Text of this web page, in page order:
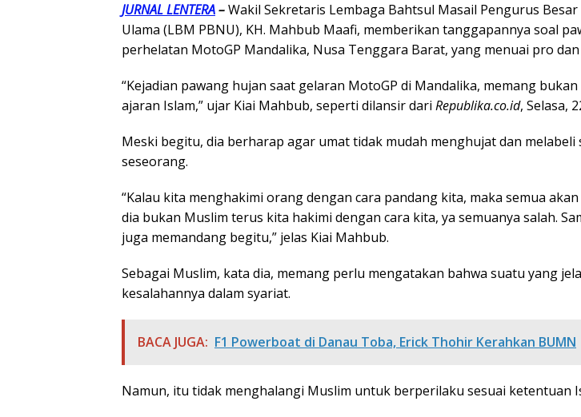
JURNAL LENTERA–Wakil Sekretaris Lembaga Bahtsul Masail Pengurus
Ulama (LBM PBNU), KH. Mahbub Maafi, memberikan tanggapannya soal
perhelatan MotoGP Mandalika, Nusa Tenggara Barat, yang menuai pro
“Kejadian pawang hujan saat gelaran MotoGP di Mandalika, memang
ajaran Islam,” ujar Kiai Mahbub, seperti dilansir dari Republika.co.id, Selasa,
Meski begitu, dia berharap agar umat tidak mudah menghujat dan melabeli
seseorang.
“Kalau kita menghakimi orang dengan cara pandang kita, maka semua akan
dia bukan Muslim terus kita hakimi dengan cara kita, ya semuanya salah.
juga memandang begitu,” jelas Kiai Mahbub.
Sebagai Muslim, kata dia, memang perlu mengatakan bahwa suatu yang
kesalahannya dalam syariat.
BACA JUGA: F1 Powerboat di Danau Toba, Erick Thohir Kerahkan BUMN
Namun, itu tidak menghalangi Muslim untuk berperilaku sesuai ketentuan